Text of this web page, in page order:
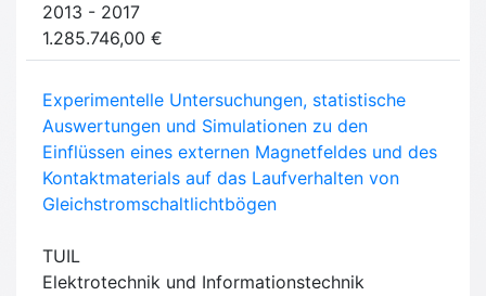
2013 - 2017
1.285.746,00 €
Experimentelle Untersuchungen, statistische
Auswertungen und Simulationen zu den
Einflüssen eines externen Magnetfeldes und des
Kontaktmaterials auf das Laufverhalten von
Gleichstromschaltlichtbögen
TUIL
Elektrotechnik und Informationstechnik